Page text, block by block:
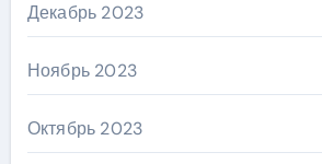
Декабрь 2023
Ноябрь 2023
Октябрь 2023